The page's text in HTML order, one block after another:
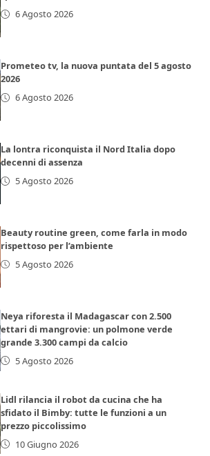
6 Agosto 2026
Prometeo tv, la nuova puntata del 5 agosto
2026
6 Agosto 2026
La lontra riconquista il Nord Italia dopo
decenni di assenza
5 Agosto 2026
Beauty routine green, come farla in modo
rispettoso per l’ambiente
5 Agosto 2026
Neya riforesta il Madagascar con 2.500
ettari di mangrovie: un polmone verde
grande 3.300 campi da calcio
5 Agosto 2026
Lidl rilancia il robot da cucina che ha
sfidato il Bimby: tutte le funzioni a un
prezzo piccolissimo
10 Giugno 2026